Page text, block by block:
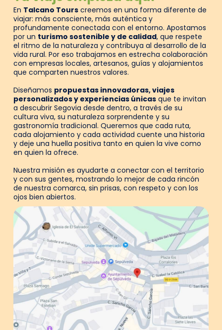
En Talcano Tourscreemos en una forma diferente de
viajar: más consciente, más auténtica y
profundamente conectada con el entorno. Apostamos
por un turismo sostenible y de calidad, que respete
el ritmo de la naturaleza y contribuya al desarrollo de la
vida rural. Por eso trabajamos en estrecha colaboración
con empresas locales, artesanos, guías y alojamientos
que comparten nuestros valores.
Diseñamos propuestas innovadoras, viajes
personalizados y experiencias únicasque te invitan
a descubrir Segovia desde dentro, a través de su
cultura viva, su naturaleza sorprendente y su
gastronomía tradicional. Queremos que cada ruta,
cada alojamiento y cada actividad cuente una historia
y deje una huella positiva tanto en quien la vive como
en quien la ofrece.
Nuestra misión es ayudarte a conectar con el territorio
y con sus gentes, mostrando lo mejor de cada rincón
de nuestra comarca, sin prisas, con respeto y con los
ojos bien abiertos.